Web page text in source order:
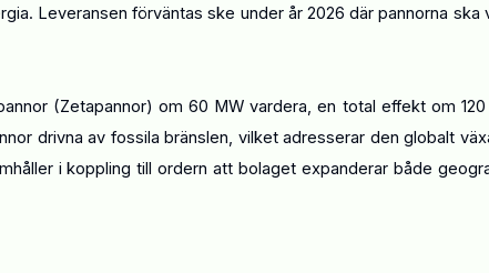
Leveransen förväntas ske under år 2026 där pannorna ska
(Zetapannor) om 60 MW vardera, en total effekt om 120
drivna av fossila bränslen, vilket adresserar den globalt
i koppling till ordern att bolaget expanderar både